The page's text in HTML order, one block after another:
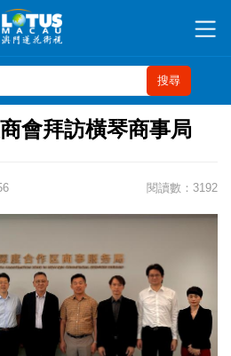
搜尋
會拜訪橫琴商事局
閱讀數：3192